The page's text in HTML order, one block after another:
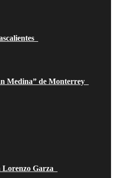
Medina” de Monterrey
Garza